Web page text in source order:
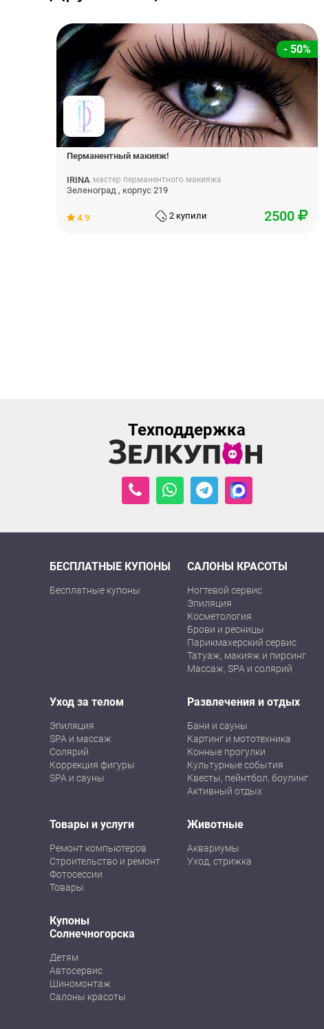
- 50%
Перманентный макияж!
IRINA мастер перманентного макияжа
Зеленоград , корпус 219
4.9 2 купили 2500
Техподдержка
БЕСПЛАТНЫЕ КУПОНЫ
Бесплатные купоны
САЛОНЫ КРАСОТЫ
Ногтевой сервис
Эпиляция
Косметология
Брови и ресницы
Парикмахерский сервис
Татуаж, макияж и пирсинг
Массаж, SPA и солярий
Уход за телом
Эпиляция
SPA и массаж
Солярий
Коррекция фигуры
SPA и сауны
Развлечения и отдых
Бани и сауны
Картинг и мототехника
Конные прогулки
Культурные события
Квесты, пейнтбол, боулинг
Активный отдых
Товары и услуги
Ремонт компьютеров
Строительство и ремонт
Фотосессии
Товары
Животные
Аквариумы
Уход, стрижка
Купоны
Солнечногорска
Детям
Автосервис
Шиномонтаж
Салоны красоты